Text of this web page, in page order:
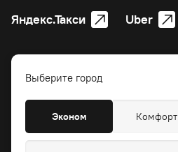
Яндекс.Такси
Uber
Выберите город
Эконом Комфорт